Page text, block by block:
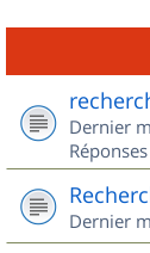
Dernier
Dernier